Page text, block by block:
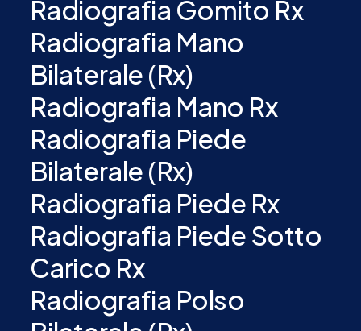
Radiografia Gomito Rx
Radiografia Mano
Bilaterale (Rx)
Radiografia Mano Rx
Radiografia Piede
Bilaterale (Rx)
Radiografia Piede Rx
Radiografia Piede Sotto
Carico Rx
Radiografia Polso